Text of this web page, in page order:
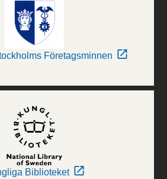
Företagsminnen
Biblioteket